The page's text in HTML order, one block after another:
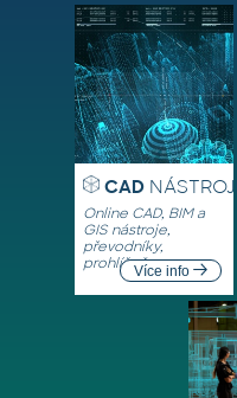
CADNÁSTROJE
Online CAD, BIM a
GIS nástroje,
převodníky,
prohlížečeVíce info